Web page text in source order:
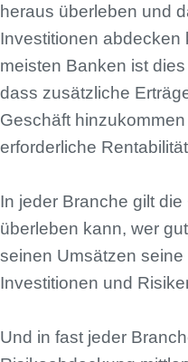
heraus überleben und
Investitionen abdecken
meisten Banken ist
dass zusätzliche
Geschäft
erforderliche
In jeder Branche gilt
überleben kann, wer
seinen Umsätzen
Investitionen und
Und in fast jeder